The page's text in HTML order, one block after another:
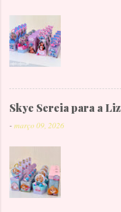
Skye Sereia para a Liz
- março 09, 2026